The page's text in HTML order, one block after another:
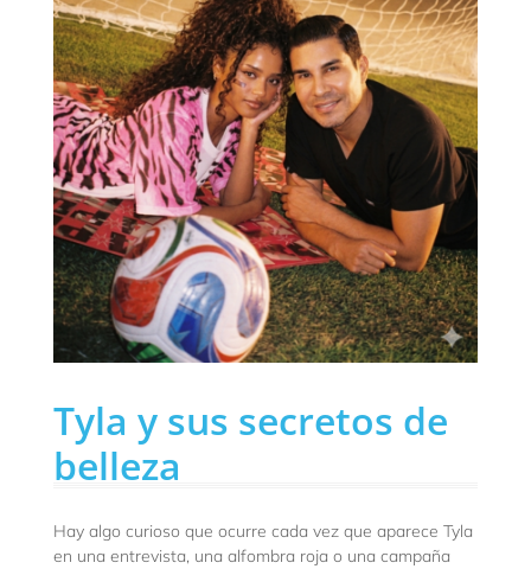
Tyla y sus secretos de
belleza
Hay algo curioso que ocurre cada vez que aparece Tyla
en una entrevista, una alfombra roja o una campaña